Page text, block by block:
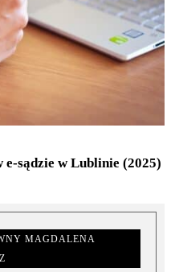
e-sądzie w Lublinie (2025)
MAGDALENA
Pledziewicz jest z